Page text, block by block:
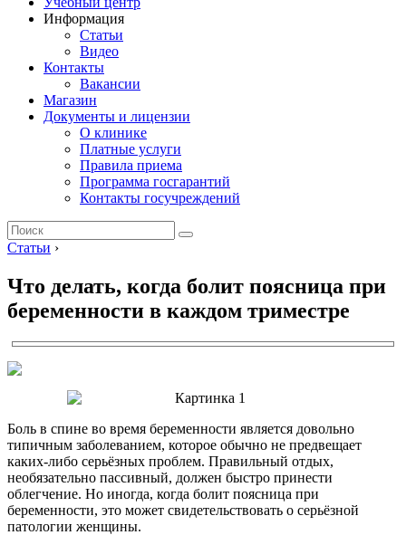
Информация
Статьи
Видео
Контакты
Вакансии
Магазин
Документы и лицензии
О клинике
Платные услуги
Правила приема
Программа госгарантий
Контакты госучреждений
Статьи ›
Что делать, когда болит поясница при
беременности в каждом триместре
Боль в спине во время беременности является довольно
типичным заболеванием, которое обычно не предвещает
каких-либо серьёзных проблем. Правильный отдых,
необязательно пассивный, должен быстро принести
облегчение. Но иногда, когда болит поясница при
беременности, это может свидетельствовать о серьёзной
патологии женщины.